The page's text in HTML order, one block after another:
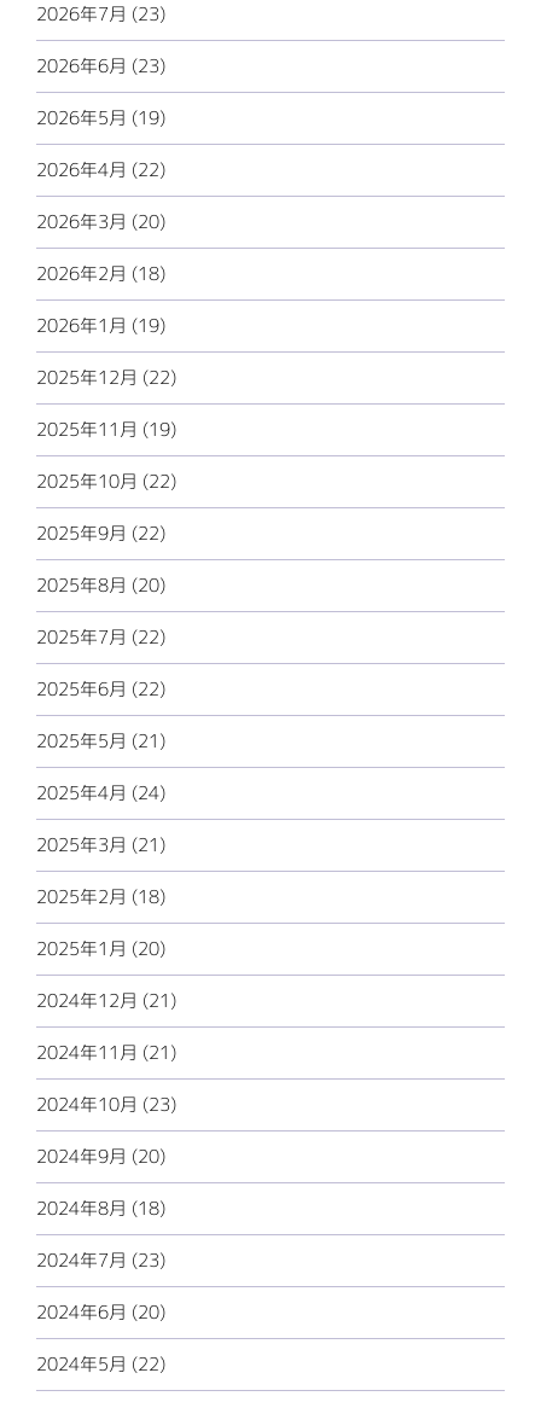
2026年7月 (23)
2026年6月 (23)
2026年5月 (19)
2026年4月 (22)
2026年3月 (20)
2026年2月 (18)
2026年1月 (19)
2025年12月 (22)
2025年11月 (19)
2025年10月 (22)
2025年9月 (22)
2025年8月 (20)
2025年7月 (22)
2025年6月 (22)
2025年5月 (21)
2025年4月 (24)
2025年3月 (21)
2025年2月 (18)
2025年1月 (20)
2024年12月 (21)
2024年11月 (21)
2024年10月 (23)
2024年9月 (20)
2024年8月 (18)
2024年7月 (23)
2024年6月 (20)
2024年5月 (22)